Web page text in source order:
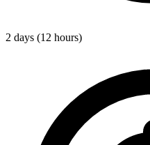
2 days (12 hours)